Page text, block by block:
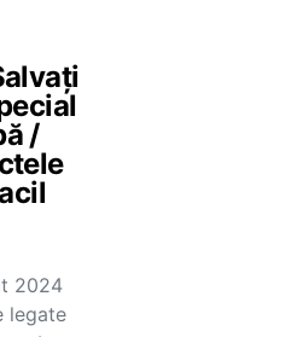
/
2024
legate